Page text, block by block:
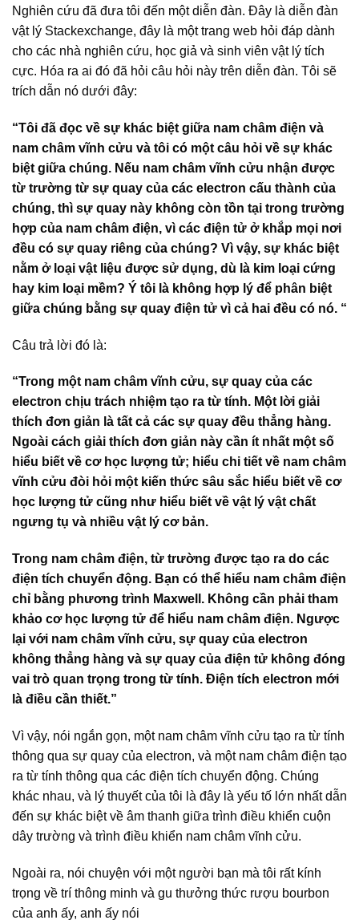
Nghiên cứu đã đưa tôi đến một diễn đàn. Đây là diễn đàn
vật lý Stackexchange, đây là một trang web hỏi đáp dành
cho các nhà nghiên cứu, học giả và sinh viên vật lý tích
cực. Hóa ra ai đó đã hỏi câu hỏi này trên diễn đàn. Tôi sẽ
trích dẫn nó dưới đây:
“Tôi đã đọc về sự khác biệt giữa nam châm điện và
nam châm vĩnh cửu và tôi có một câu hỏi về sự khác
biệt giữa chúng. Nếu nam châm vĩnh cửu nhận được
từ trường từ sự quay của các electron cấu thành của
chúng, thì sự quay này không còn tồn tại trong trường
hợp của nam châm điện, vì các điện tử ở khắp mọi nơi
đều có sự quay riêng của chúng? Vì vậy, sự khác biệt
nằm ở loại vật liệu được sử dụng, dù là kim loại cứng
hay kim loại mềm? Ý tôi là không hợp lý để phân biệt
giữa chúng bằng sự quay điện tử vì cả hai đều có nó. “
Câu trả lời đó là:
“Trong một nam châm vĩnh cửu, sự quay của các
electron chịu trách nhiệm tạo ra từ tính. Một lời giải
thích đơn giản là tất cả các sự quay đều thẳng hàng.
Ngoài cách giải thích đơn giản này cần ít nhất một số
hiểu biết về cơ học lượng tử; hiểu chi tiết về nam châm
vĩnh cửu đòi hỏi một kiến thức sâu sắc hiểu biết về cơ
học lượng tử cũng như hiểu biết về vật lý vật chất
ngưng tụ và nhiều vật lý cơ bản.
Trong nam châm điện, từ trường được tạo ra do các
điện tích chuyển động. Bạn có thể hiểu nam châm điện
chỉ bằng phương trình Maxwell. Không cần phải tham
khảo cơ học lượng tử để hiểu nam châm điện. Ngược
lại với nam châm vĩnh cửu, sự quay của electron
không thẳng hàng và sự quay của điện tử không đóng
vai trò quan trọng trong từ tính. Điện tích electron mới
là điều cần thiết.”
Vì vậy, nói ngắn gọn, một nam châm vĩnh cửu tạo ra từ tính
thông qua sự quay của electron, và một nam châm điện tạo
ra từ tính thông qua các điện tích chuyển động. Chúng
khác nhau, và lý thuyết của tôi là đây là yếu tố lớn nhất dẫn
đến sự khác biệt về âm thanh giữa trình điều khiển cuộn
dây trường và trình điều khiển nam châm vĩnh cửu.
Ngoài ra, nói chuyện với một người bạn mà tôi rất kính
trọng về trí thông minh và gu thưởng thức rượu bourbon
của anh ấy, anh ấy nói